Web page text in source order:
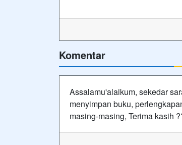
Komentar
Assalamu'alaikum, sekedar
menyimpan buku,
masing-masing, Terima kasih